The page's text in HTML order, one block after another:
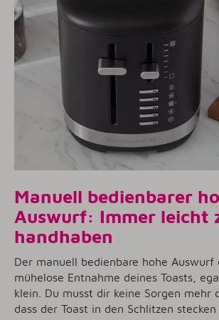
Manuell bedienbarer
Auswurf: Immer leicht
handhaben
Der manuell bedienbare hohe
mühelose Entnahme deines Toasts,
klein. Du musst dir keine Sorgen mehr
dass der Toast in den Schlitzen stecken